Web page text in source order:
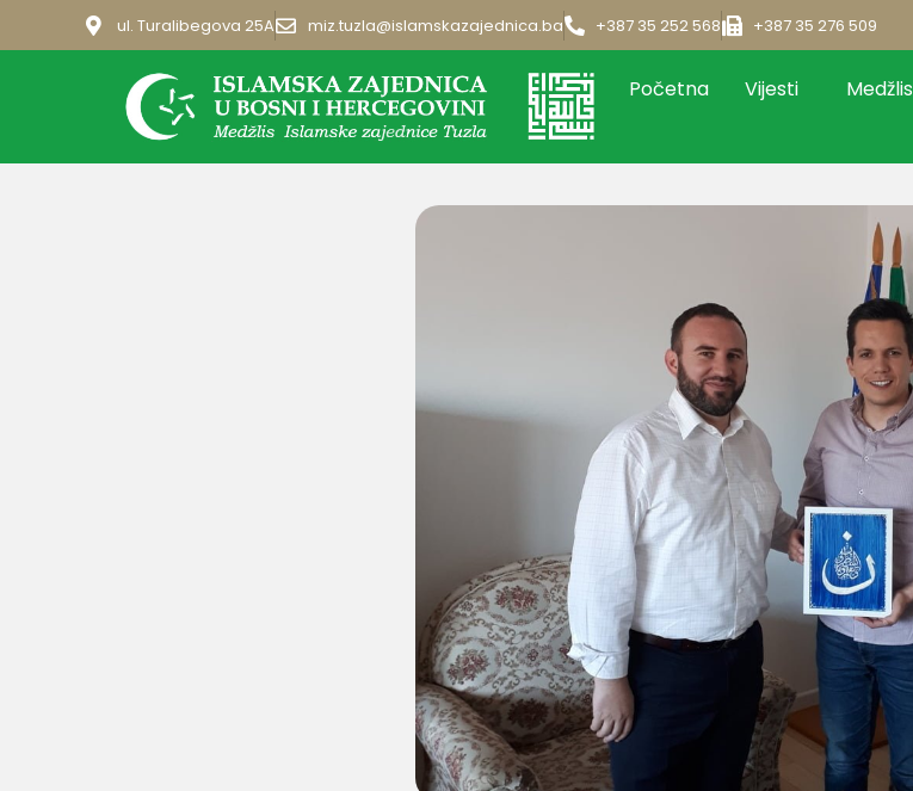
ul. Turalibegova 25A miz.tuzla@islamskazajednica.ba +387 35 252 568 +387 35 276 509
Početna Vijesti Medžlis